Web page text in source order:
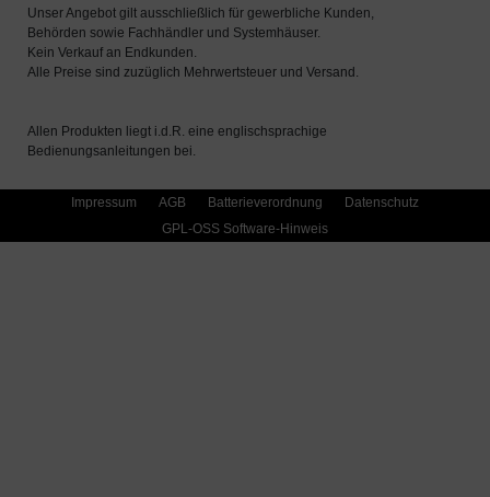
Unser Angebot gilt ausschließlich für gewerbliche Kunden,
Behörden sowie Fachhändler und Systemhäuser.
Kein Verkauf an Endkunden.
Alle Preise sind zuzüglich Mehrwertsteuer und Versand.
Allen Produkten liegt i.d.R. eine englischsprachige
Bedienungsanleitungen bei.
Impressum AGB Batterieverordnung
Datenschutz
GPL-OSS Software-Hinweis